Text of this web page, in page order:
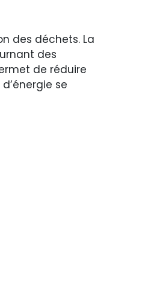
des déchets. La
des
de réduire
se